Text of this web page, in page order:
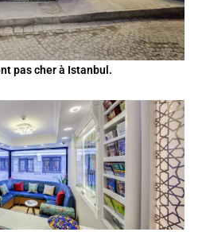
pas cher à Istanbul.